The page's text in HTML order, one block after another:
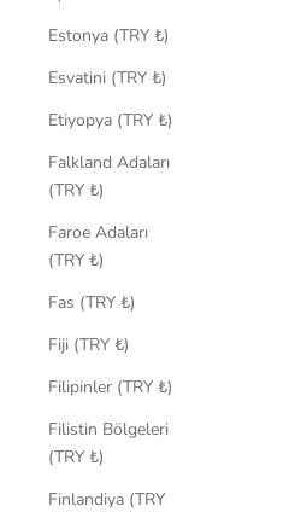
Estonya (TRY ₺)
Esvatini (TRY ₺)
Etiyopya (TRY ₺)
Falkland Adaları
(TRY ₺)
Faroe Adaları
(TRY ₺)
Fas (TRY ₺)
Fiji (TRY ₺)
Filipinler (TRY ₺)
Filistin Bölgeleri
(TRY ₺)
Finlandiya (TRY